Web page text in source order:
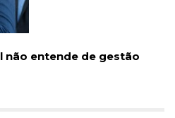
não entende de gestão